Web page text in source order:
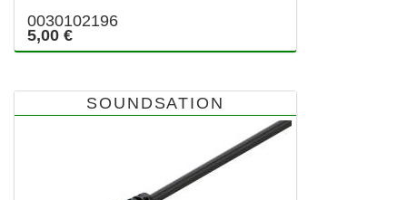
0030102196
5,00 €
SOUNDSATION